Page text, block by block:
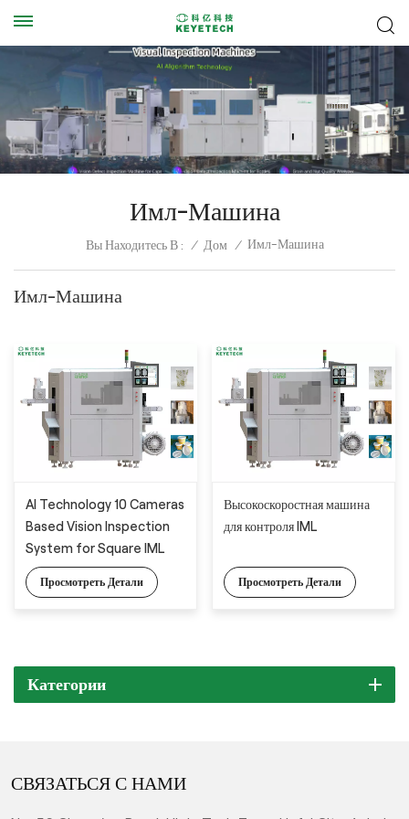
Имл-Машина
Вы Находитесь В : / Дом / Имл-Машина
Имл-Машина
AI Technology 10 Cameras
Based Vision Inspection
System for Square IML
Container Full Detection
Просмотреть Детали
Высокоскоростная машина
для контроля IML
Просмотреть Детали
Категории
СВЯЗАТЬСЯ С НАМИ